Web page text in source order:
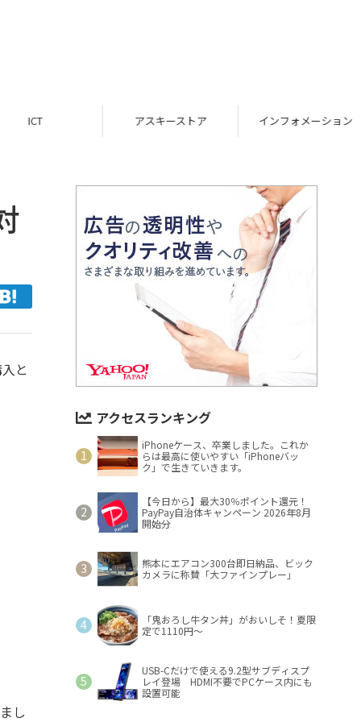
ICT アスキーストア インフォメーション
と
し
アクセスランキング
iPhoneケース、卒業しました。これか
らは最高に使いやすい「iPhoneバッ
ク」で生きていきます。
【今日から】最大30％ポイント還元！
PayPay自治体キャンペーン 2026年8月
開始分
熊本にエアコン300台即日納品、ビック
カメラに称賛「大ファインプレー」
「鬼おろし牛タン丼」がおいしそ！夏限
定で1110円～
USB-Cだけで使える9.2型サブディスプ
レイ登場 HDMI不要でPCケース内にも
設置可能